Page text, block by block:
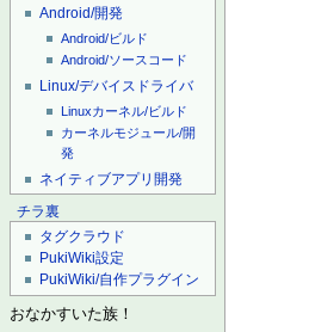
Android/開発
Android/ビルド
Android/ソースコード
Linux/デバイスドライバ
Linuxカーネル/ビルド
カーネルモジュール/開
発
ネイティブアプリ開発
チラ裏
タグクラウド
PukiWiki設定
PukiWiki/自作プラグイン
おなかすいた族！